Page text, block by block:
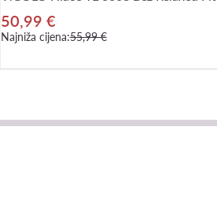
50,99 €
Najniža cijena:55,99 €